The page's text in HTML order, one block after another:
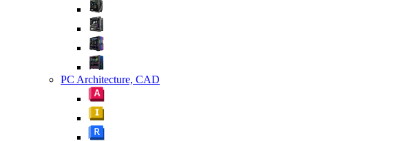
PC Architecture, CAD